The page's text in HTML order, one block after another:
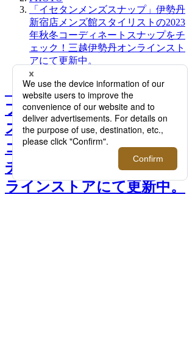
「イセタンメンズスナップ」伊勢丹
新宿店メンズ館スタイリストの2023
年秋冬コーディネートスナップをチ
ェック！三越伊勢丹オンラインスト
アにて更新中。
「イセタンメンズスナッ
プ」伊勢丹新宿店メンズ館
スタイリストの2023年秋冬
コーディネートスナップを
チェック！三越伊勢丹オン
ラインストアにて更新中。